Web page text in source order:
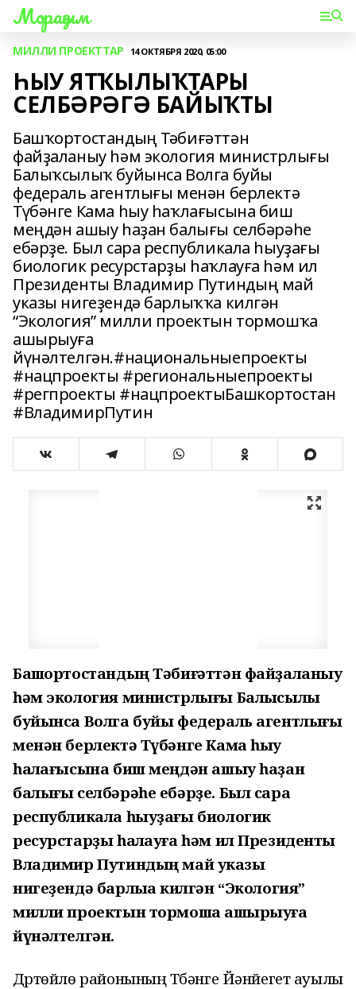
Мораҙым
МИЛЛИ ПРОЕКТТАР 14 ОКТЯБРЯ 2020, 05:00
ҺЫУ ЯТҠЫЛЫҠТАРЫ
СЕЛБӘРӘГӘ БАЙЫҠТЫ
Башҡортостандың Тәбиғәттән
файҙаланыу һәм экология министрлығы
Балыҡсылыҡ буйынса Волга буйы
федераль агентлығы менән берлектә
Түбәнге Кама һыу һаҡлағысына биш
меңдән ашыу һаҙан балығы селбәрәһе
ебәрҙе. Был сара республикала һыуҙағы
биологик ресурстарҙы һаҡлауға һәм ил
Президенты Владимир Путиндың май
указы нигеҙендә барлыҡҡа килгән
“Экология” милли проектын тормошҡа
ашырыуға
йүнәлтелгән.#национальныепроекты
#нацпроекты #региональныепроекты
#регпроекты #нацпроектыБашкортостан
#ВладимирПутин
Башҡортостандың Тәбиғәттән файҙаланыу
һәм экология министрлығы Балыҡсылыҡ
буйынса Волга буйы федераль агентлығы
менән берлектә Түбәнге Кама һыу
һаҡлағысына биш меңдән ашыу һаҙан
балығы селбәрәһе ебәрҙе. Был сара
республикала һыуҙағы биологик
ресурстарҙы һаҡлауға һәм ил Президенты
Владимир Путиндың май указы
нигеҙендә барлыҡҡа килгән “Экология”
милли проектын тормошҡа ашырыуға
йүнәлтелгән.
Дүртөйлө районының Түбәнге Йәнйегет ауылы